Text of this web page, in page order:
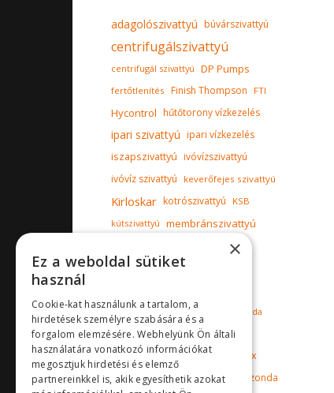
adagolószivattyú búvárszivattyú
centrifugálszivattyú
centrifugál szivattyú DP Pumps
fertőtlenítés Finish Thompson FTI
Hycontrol hűtőtorony vízkezelés
ipari szivattyú ipari vízkezelés
iszapszivattyú ivóvízszivattyú
ivóvíz szivattyú
keverőfejes szivattyú
Kirloskar kotrószivattyú
KSB
kútszivattyú membránszivattyú
Milton Roy Mixing
mérőműszer oldott oxigén szonda
pH mérő puffer tartály Pyxis
redoxpotenciál mérő Sensorex
szabályozó műszer szenzor szonda
×
Ez a weboldal sütiket
használ
Cookie-kat használunk a tartalom, a
hirdetések személyre szabására és a
forgalom elemzésére. Webhelyünk Ön általi
használatára vonatkozó információkat
megosztjuk hirdetési és elemző
partnereinkkel is, akik egyesíthetik azokat